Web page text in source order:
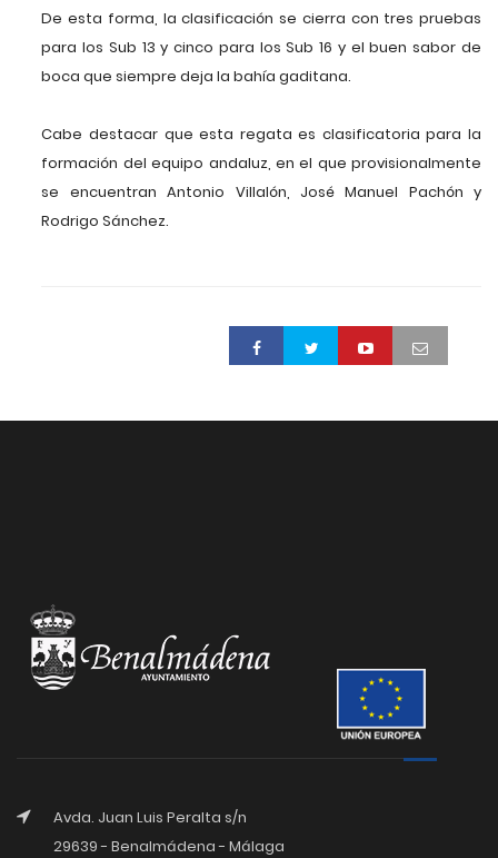
De esta forma, la clasificación se cierra con tres pruebas
para los Sub 13 y cinco para los Sub 16 y el buen sabor de
boca que siempre deja la bahía gaditana.
Cabe destacar que esta regata es clasificatoria para la
formación del equipo andaluz, en el que provisionalmente
se encuentran Antonio Villalón, José Manuel Pachón y
Rodrigo Sánchez.
Avda. Juan Luis Peralta s/n
29639 - Benalmádena - Málaga